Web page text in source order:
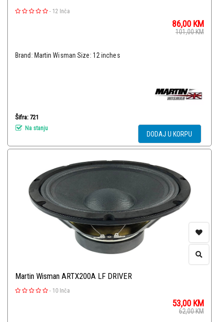
- 12 Inča
86,00 KM
101,00KM
Brand: Martin Wisman Size: 12 inches
Šifra: 721
Na stanju
DODAJ U KORPU
Martin Wisman ARTX200A LF DRIVER
- 10 Inča
53,00 KM
62,00KM